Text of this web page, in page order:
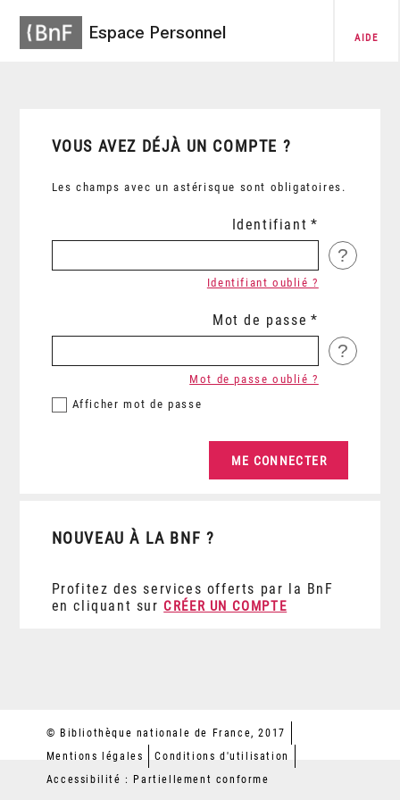
Espace Personnel AIDE
VOUS AVEZ DÉJÀ UN COMPTE ?
Les champs avec un astérisque sont obligatoires.
Identifiant
?
Identifiant oublié ?
Mot de passe
?
Afficher mot de passe
Mot de passe oublié ?
NOUVEAU À LA BNF ?
Profitez des services offerts par la BnF
en cliquant sur CRÉER UN COMPTE
© Bibliothèque nationale de France, 2017
Mentions légales
Conditions d'utilisation
Accessibilité : Partiellement conforme